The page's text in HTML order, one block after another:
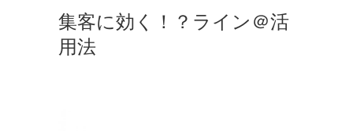
集客に効く！？ライン＠活
用法